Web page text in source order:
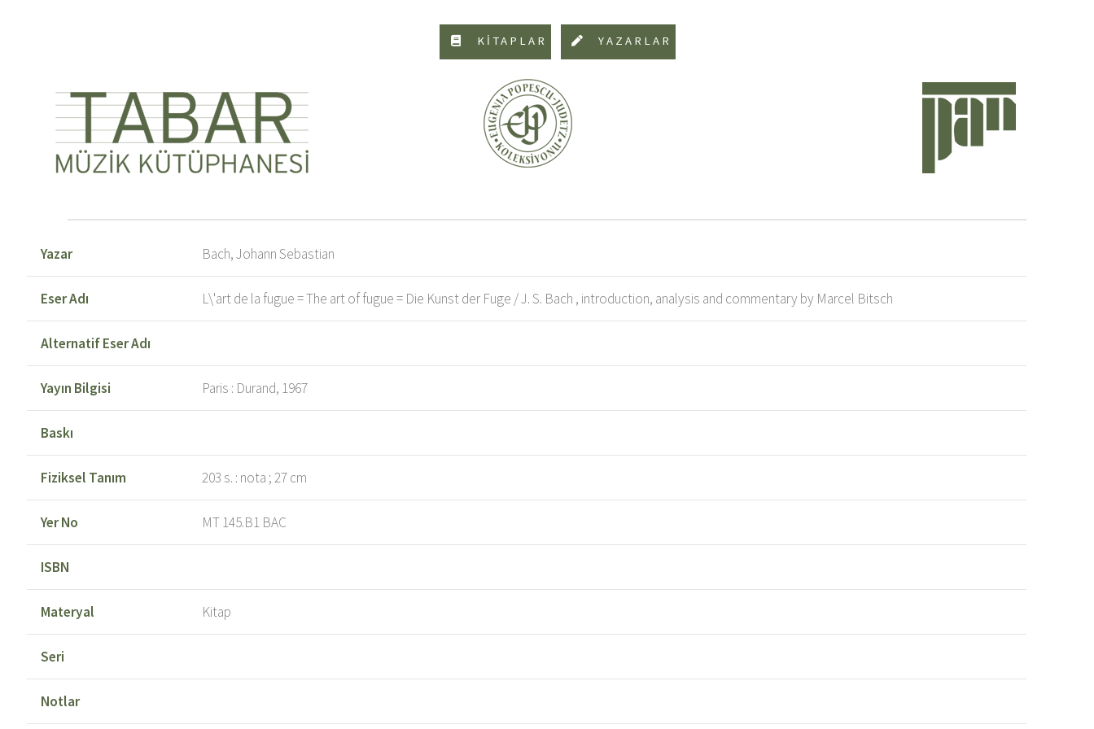
KİTAPLAR YAZARLAR
Yazar Bach, Johann Sebastian
Eser Adı L\'art de la fugue = The art of fugue = Die Kunst der Fuge / J. S. Bach , introduction, analysis and commentary by Marcel Bitsch
Alternatif Eser Adı
Yayın Bilgisi Paris : Durand, 1967
Baskı
Fiziksel Tanım 203 s. : nota ; 27 cm
Yer No MT 145.B1 BAC
ISBN
Materyal Kitap
Seri
Notlar